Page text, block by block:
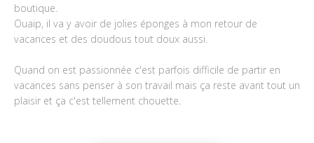
boutique.
Ouaip, il va y avoir de jolies éponges à mon retour de
vacances et des doudous tout doux aussi.
Quand on est passionnée c'est parfois difficile de partir en
vacances sans penser à son travail mais ça reste avant tout un
plaisir et ça c'est tellement chouette.